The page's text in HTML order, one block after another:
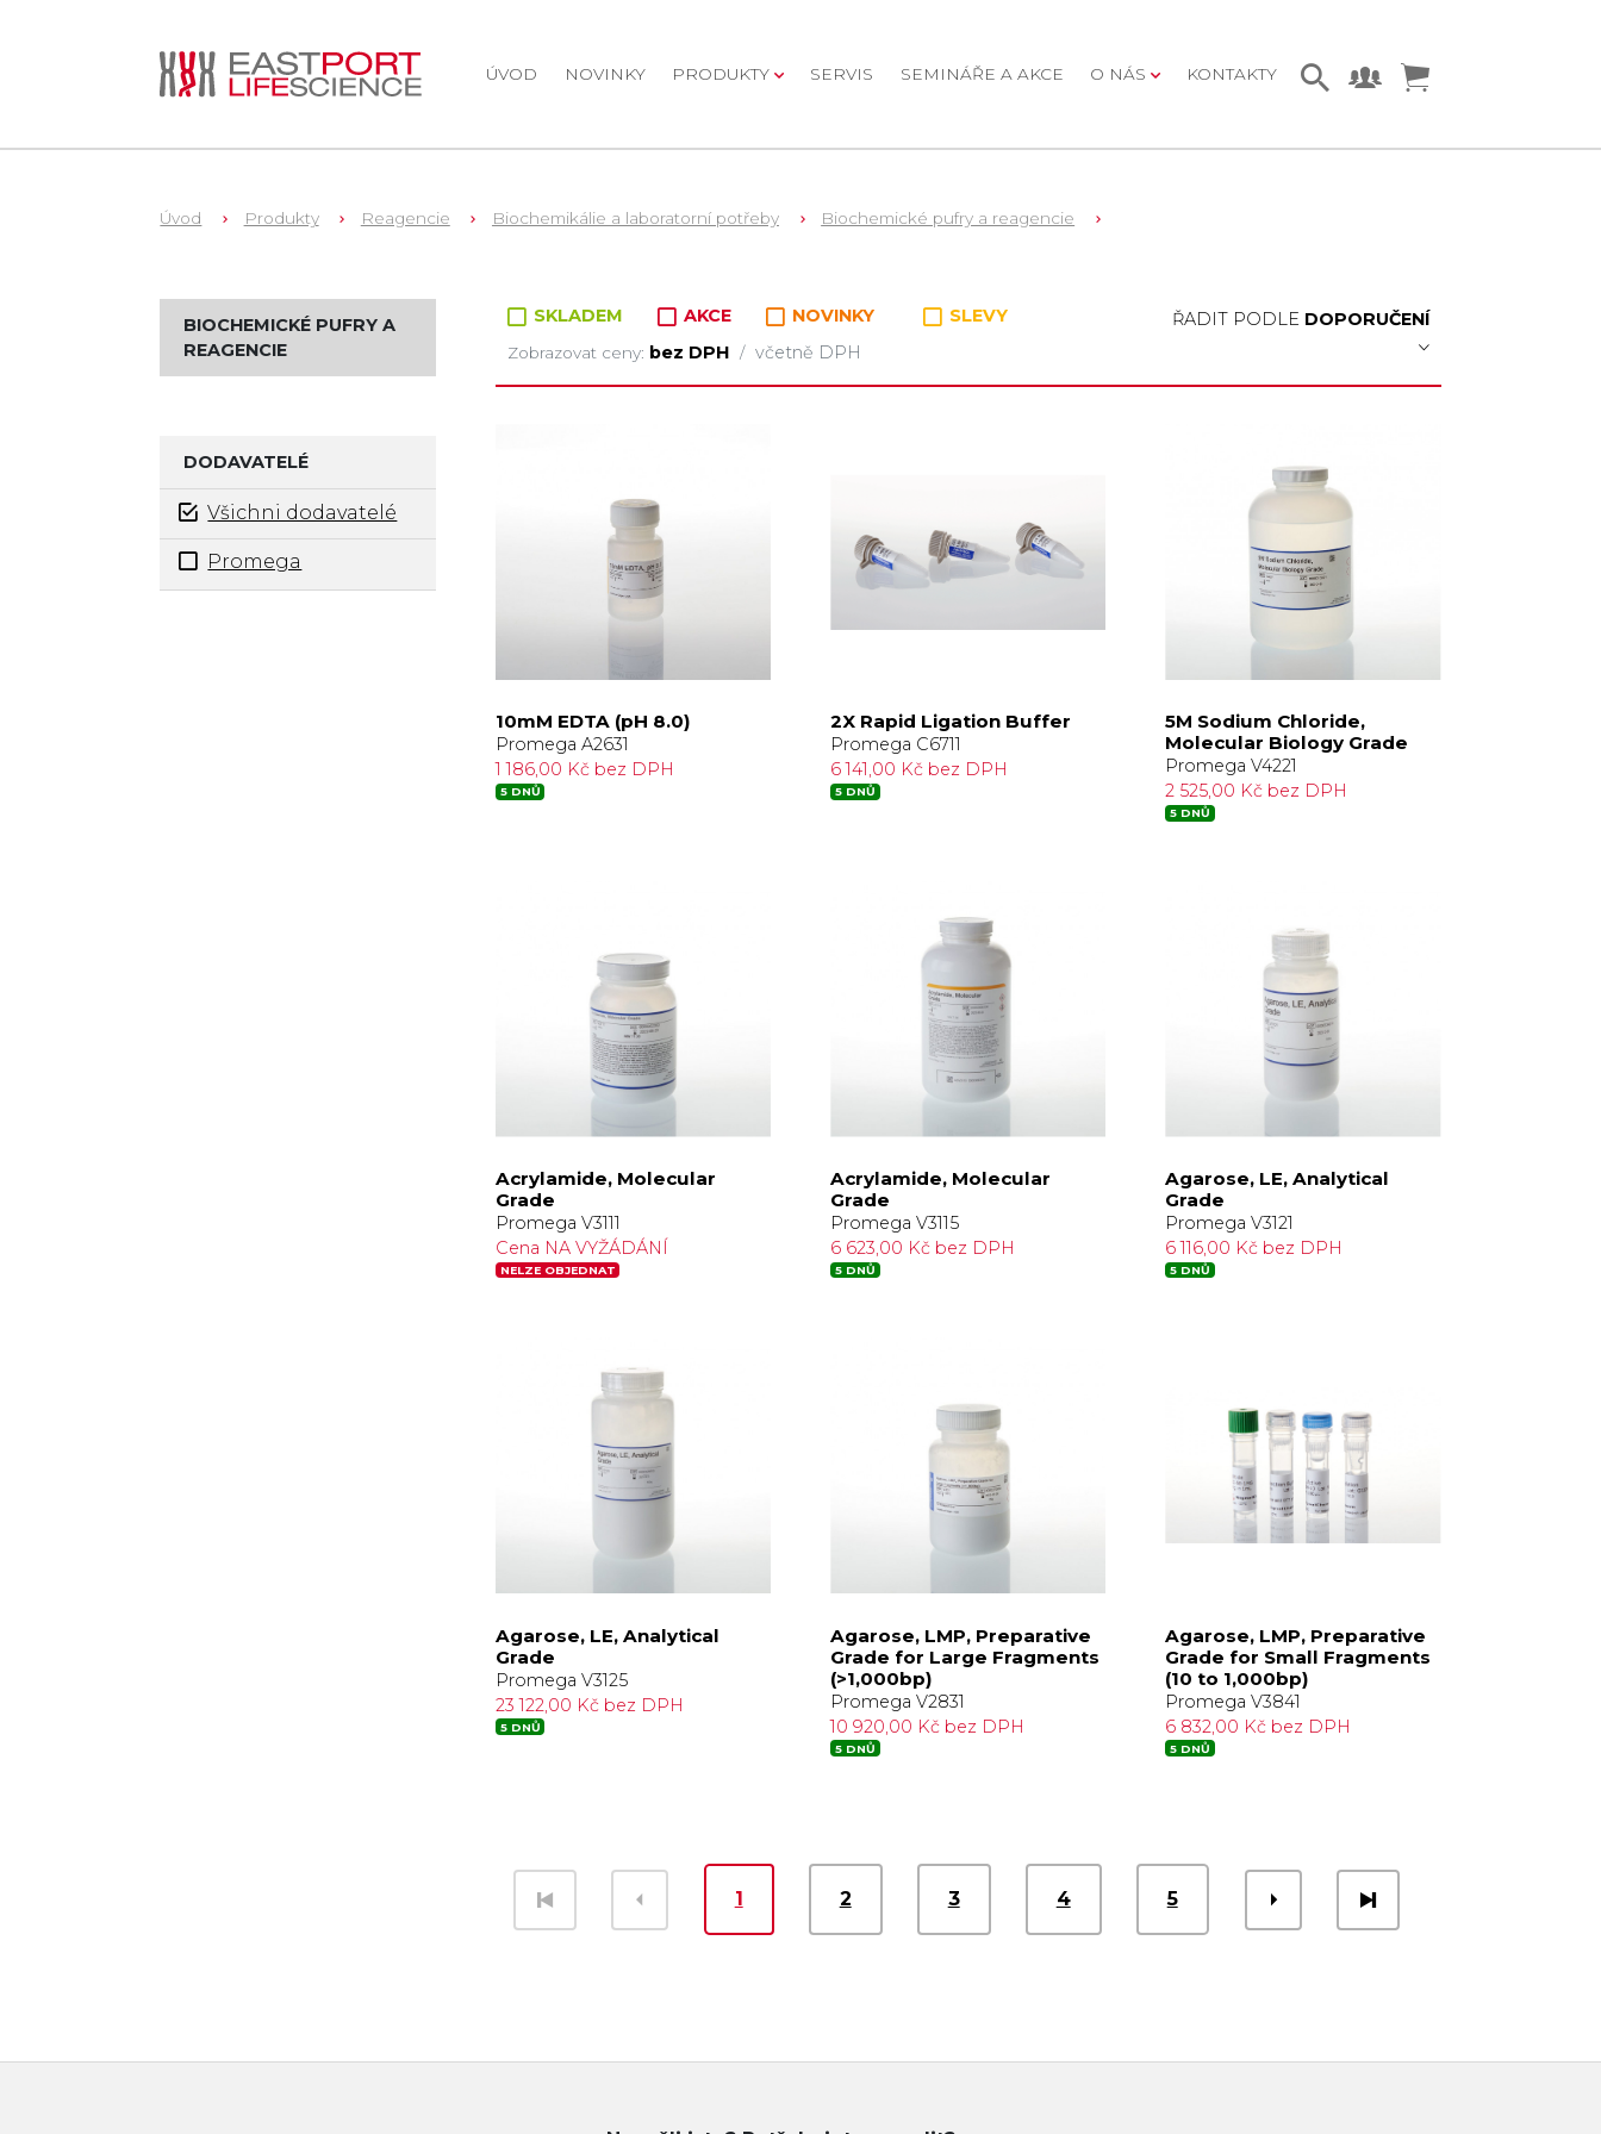
ÚVOD NOVINKY PRODUKTY SERVIS SEMINÁŘE A AKCE O NÁS KONTAKTY
Úvod Produkty Reagencie Biochemikálie a laboratorní potřeby Biochemické pufry a reagencie
BIOCHEMICKÉ PUFRY A
REAGENCIE
DODAVATELÉ
Všichni dodavatelé
Promega
Zboží v kategorii
SKLADEM AKCE NOVINKY SLEVY
Zobrazovat ceny: bez DPH / včetně DPH
ŘADIT PODLE DOPORUČENÍ
10mM EDTA (pH 8.0)
Promega A2631
1 186,00 Kč bez DPH
5 DNŮ
2X Rapid Ligation Buffer
Promega C6711
6 141,00 Kč bez DPH
5 DNŮ
5M Sodium Chloride,
Molecular Biology Grade
Promega V4221
2 525,00 Kč bez DPH
5 DNŮ
Acrylamide, Molecular
Grade
Promega V3111
Cena NA VYŽÁDÁNÍ
NELZE OBJEDNAT
Acrylamide, Molecular
Grade
Promega V3115
6 623,00 Kč bez DPH
5 DNŮ
Agarose, LE, Analytical
Grade
Promega V3121
6 116,00 Kč bez DPH
5 DNŮ
Agarose, LE, Analytical
Grade
Promega V3125
23 122,00 Kč bez DPH
5 DNŮ
Agarose, LMP, Preparative
Grade for Large Fragments
(>1,000bp)
Promega V2831
10 920,00 Kč bez DPH
5 DNŮ
Agarose, LMP, Preparative
Grade for Small Fragments
(10 to 1,000bp)
Promega V3841
6 832,00 Kč bez DPH
5 DNŮ
1 2 3 4 5